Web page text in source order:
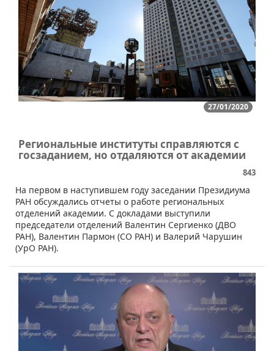
27/01/2020
Региональные институты справляются с
госзаданием, но отдаляются от академии
843
​На первом в наступившем году заседании Президиума
РАН обсуждались отчеты о работе региональных
отделений академии. С докладами выступили
председатели отделений Валентин Сергиенко (ДВО
РАН), Валентин Пармон (СО РАН) и Валерий Чарушин
(УрО РАН).